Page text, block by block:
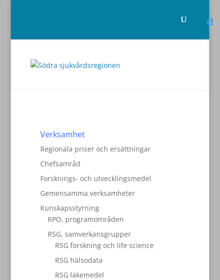
Verksamhet
Regionala priser och ersättningar
Chefsamråd
Forsknings- och utvecklingsmedel
Gemensamma verksamheter
Kunskapsstyrning
RPO, programområden
RSG, samverkansgrupper
RSG forskning och life science
RSG hälsodata
RSG läkemedel